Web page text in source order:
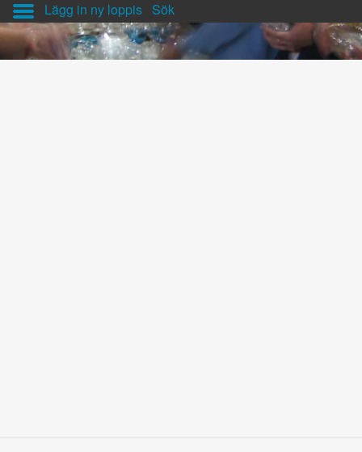
Lägg in ny loppis Sök